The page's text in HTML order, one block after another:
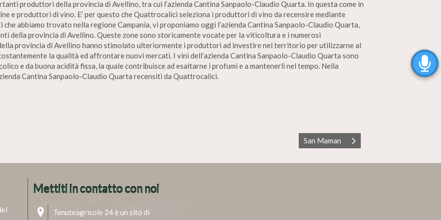
produttori della provincia di Avellino, tra cui l’azienda Cantina Sanpaolo-Claudio Quarta. In questa come in
e produttori di vino. E’ per questo che Quattrocalici seleziona i produttori di vino da recensire mediante
abbiamo trovato nella regione Campania, vi proponiamo oggi l’azienda Cantina Sanpaolo-Claudio Quarta,
della provincia di Avellino. Queste zone sono storicamente vocate per la viticoltura e i numerosi
provincia di Avellino hanno stimolato ulteriormente i produttori ad investire nel territorio per utilizzarne al
la qualità ed affrontare nuovi mercati. I vini dell’azienda Cantina Sanpaolo-Claudio Quarta sono
e da buona acidità fissa, la quale contribuisce ad esaltarne i profumi e a mantenerli nel tempo. Nella
Cantina Sanpaolo-Claudio Quarta recensiti da Quattrocalici.
San Maman
Mettiti in contatto con noi
Tenuteagricole 24 è un sito di